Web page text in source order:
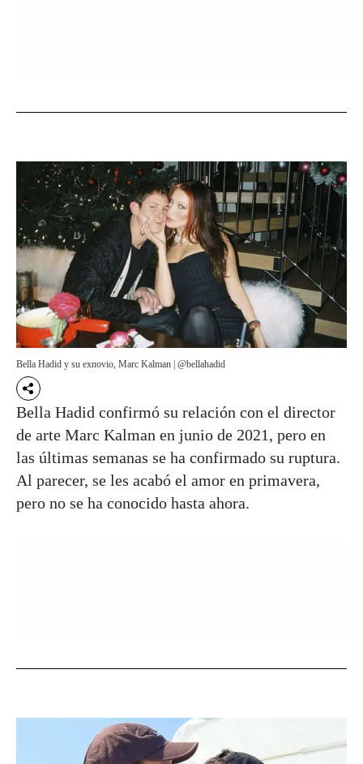
Bella Hadid y su exnovio, Marc Kalman | @bellahadid
Bella Hadid confirmó su relación con el director
de arte Marc Kalman en junio de 2021, pero en
las últimas semanas se ha confirmado su ruptura.
Al parecer, se les acabó el amor en primavera,
pero no se ha conocido hasta ahora.